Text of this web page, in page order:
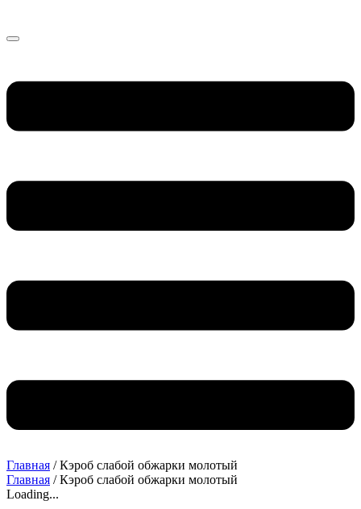
Главная / Кэроб слабой обжарки молотый
Главная / Кэроб слабой обжарки молотый
Loading...